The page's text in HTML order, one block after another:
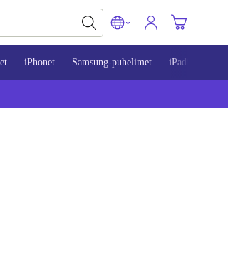
iPhonet Samsung-puhelimet iPadit